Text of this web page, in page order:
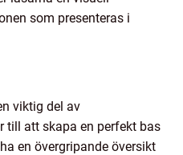
som presenteras i
viktig del av
till att skapa en perfekt bas
en övergripande översikt